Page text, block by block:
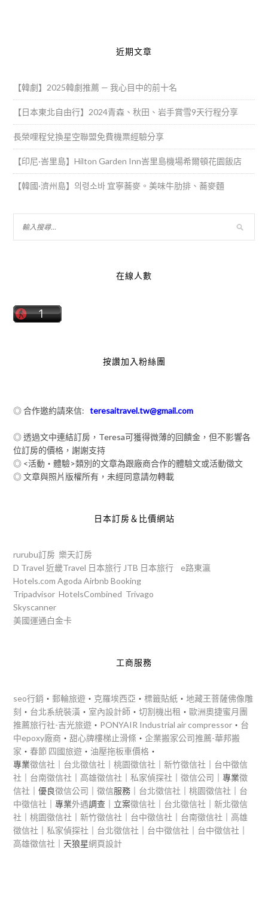
近期文章
【韓劇】2025韓劇推薦 — 我心目中的前十名
【日本東北自由行】2024青森、秋田、岩手賞雪9天行程分享
長榮哩程兌換星空聯盟免費機票經驗分享
【印尼·峇里島】Hilton Garden Inn峇里島機場希爾頓花園飯店
【韓國·濟州島】의령소바 宜寧蕎麥。美味牛肋排、蕎麥麵
在線人數
按讚加入粉絲團
◎ 合作邀約請來信:teresaitravel.tw@gmail.com
◎ 透過文中連結訂房，Teresa可獲得微薄的回饋金，但不影響各
位訂房的價格，謝謝支持
◎ <活動‧體驗>類別的文章為跟廠商合作的體驗文或活動徵文
◎ 文章與照片版權所有，未經同意請勿轉載
日本訂房＆比價網站
rurubu訂房 樂天訂房
D Travel 近畿Travel 日本旅行 JTB 日本旅行
e路東瀛
Hotels.com Agoda Airbnb Booking
Tripadvisor HotelsCombined Trivago
Skyscanner
美國運通白金卡
工商服務
seo行銷 ‧郵輪旅遊 ‧ 克羅埃西亞 ‧標籤貼紙 ‧地藏王菩薩佛像雕
刻 ‧ 台北系統裝潢 ‧ 室內設計師 ‧切割機出租 ‧歐洲奧捷蜜月團
推薦旅行社-吉光旅遊 ‧ PONYAIR Industrial air compressor ‧ 台
中epoxy廠商 ‧甜心牌樓梯止滑條 ‧企業搬家公司推薦-華邦搬
家 ‧春節 四國旅遊 ‧ 油壓拖板車價格 ‧
專業徵信社 台北徵信社 ｜桃園徵信社 ｜新竹徵信社
台中徵信
社
台南徵信社 高雄徵信社 ｜私家偵探社 ｜徵信公司 ｜專業徵
信社 ｜優良徵信公司 ｜徵信服務｜ 台北徵信社 ｜桃園徵信社
台
中徵信社 ｜專業外遇調查｜立案徵信社 台北徵信社 ｜新北徵信
社 ｜桃園徵信社 ｜新竹徵信社 台中徵信社 台南徵信社
高雄
徵信社 ｜私家偵探社 台北徵信社 台中徵信社 台中徵信社
高雄徵信社 ｜天狼星網頁設計